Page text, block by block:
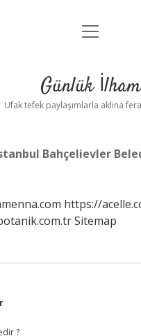
Anasayfa
Yasal Uyarı
menüyü
Günlük İlham
Ufak tefek paylaşımlarla aklına
Bahçelievler
https://
Sitemap
?